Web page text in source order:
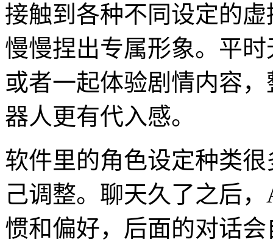
接触到各种不同设定的
慢慢捏出专属形象。平
或者一起体验剧情内容
器人更有代入感。
软件里的角色设定种类
己调整。聊天久了之后
惯和偏好，后面的对话